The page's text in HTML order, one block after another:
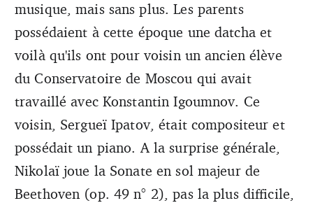
musique, mais sans plus. Les parents
possédaient à cette époque une datcha et
voilà qu'ils ont pour voisin un ancien élève
du Conservatoire de Moscou qui avait
travaillé avec Konstantin Igoumnov. Ce
voisin, Sergueï Ipatov, était compositeur et
possédait un piano. A la surprise générale,
Nikolaï joue la Sonate en sol majeur de
Beethoven (op. 49 n° 2), pas la plus difficile,